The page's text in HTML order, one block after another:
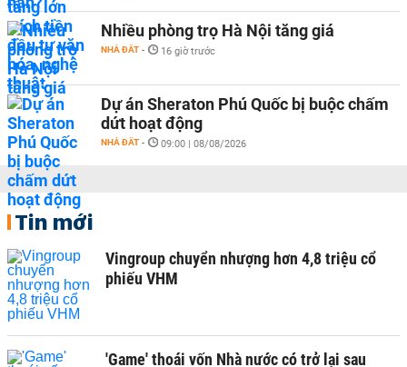
Nhiều phòng trọ Hà Nội tăng giá
NHÀ ĐẤT - 16 giờ trước
Dự án Sheraton Phú Quốc bị buộc chấm
dứt hoạt động
NHÀ ĐẤT - 09:00 | 08/08/2026
Tin mới
Vingroup chuyển nhượng hơn 4,8 triệu cổ
phiếu VHM
'Game' thoái vốn Nhà nước có trở lại sau